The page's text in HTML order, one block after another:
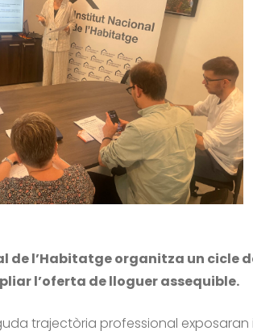
de l’Habitatge organitza un cicle
l’oferta de lloguer assequible.
trajectòria professional